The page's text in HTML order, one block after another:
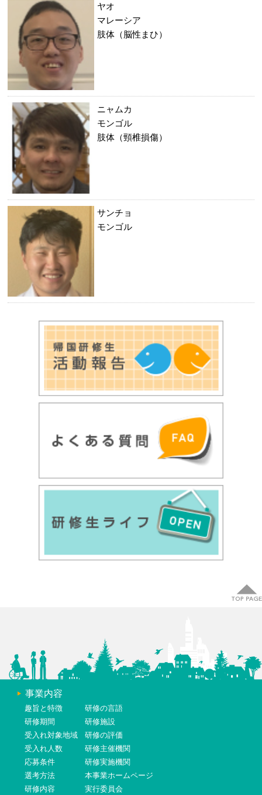
ヤオ
マレーシア
肢体（脳性まひ）
ニャムカ
モンゴル
肢体（頸椎損傷）
サンチョ
モンゴル
事業内容
趣旨と特徴
研修期間
受入れ対象地域
受入れ人数
応募条件
選考方法
研修内容
研修の言語
研修施設
研修の評価
研修主催機関
研修実施機関
本事業ホームページ
実行委員会